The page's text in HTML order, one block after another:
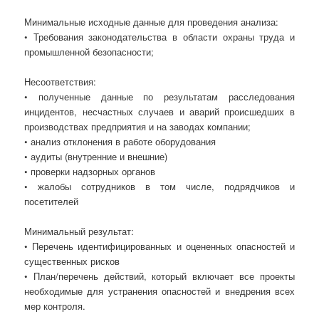
Минимальные исходные данные для проведения анализа:
• Требования законодательства в области охраны труда и
промышленной безопасности;
Несоответствия:
• полученные данные по результатам расследования
инцидентов, несчастных случаев и аварий происшедших в
производствах предприятия и на заводах компании;
• анализ отклонения в работе оборудования
• аудиты (внутренние и внешние)
• проверки надзорных органов
• жалобы сотрудников в том числе, подрядчиков и
посетителей
Минимальный результат:
• Перечень идентифицированных и оцененных опасностей и
существенных рисков
• План/перечень действий, который включает все проекты
необходимые для устранения опасностей и внедрения всех
мер контроля.